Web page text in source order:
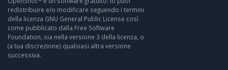
redistribuire e/o modificare seguendo i termini
della licenza GNU General Public License così
come pubblicato dalla Free Software
Foundation, sia nella versione 3 della licenza, o
(a tua discrezione) qualsiasi altra versione
successiva.